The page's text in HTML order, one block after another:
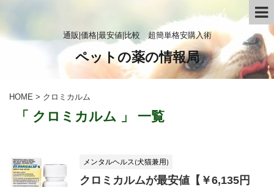
通販|価格|最安値|比較 超簡単格安購入術
ペットの薬の情報局
HOME > クロミカルム
「 クロミカルム 」 一覧
メンタルヘルス(犬猫兼用)
クロミカルムが最安値【￥6,135円